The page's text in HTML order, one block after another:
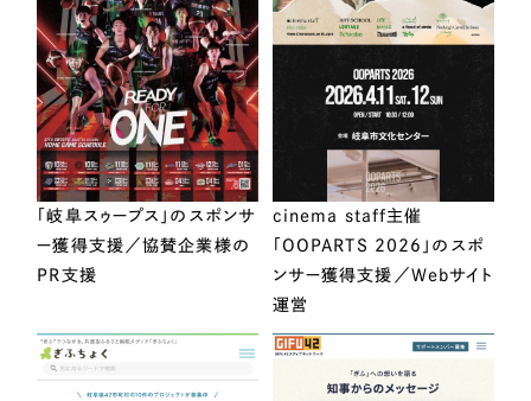
「岐阜スゥープス」のスポンサ
ー獲得支援／協賛企業様の
PR支援
cinema staff主催
「OOPARTS 2026」のスポ
ンサー獲得支援／Webサイト
運営